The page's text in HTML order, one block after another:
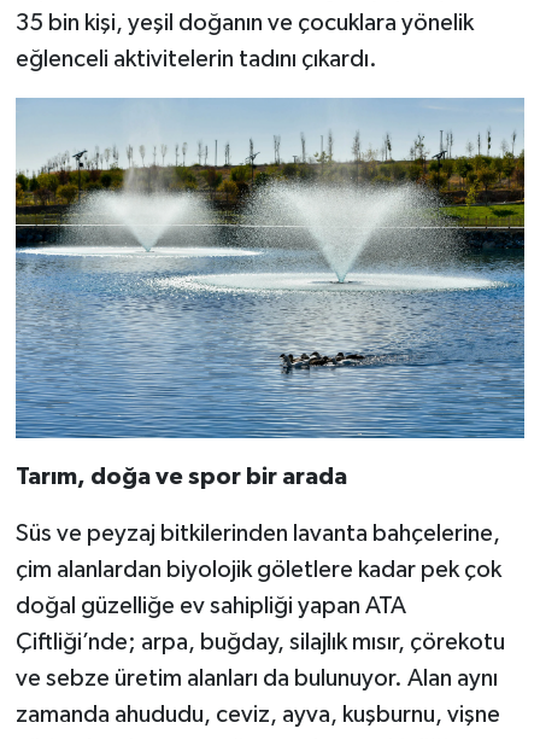
35 bin kişi, yeşil doğanın ve çocuklara yönelik
eğlenceli aktivitelerin tadını çıkardı.
Tarım, doğa ve spor bir arada
Süs ve peyzaj bitkilerinden lavanta bahçelerine,
çim alanlardan biyolojik göletlere kadar pek çok
doğal güzelliğe ev sahipliği yapan ATA
Çiftliği’nde; arpa, buğday, silajlık mısır, çörekotu
ve sebze üretim alanları da bulunuyor. Alan aynı
zamanda ahududu, ceviz, ayva, kuşburnu, vişne